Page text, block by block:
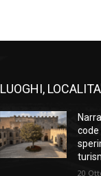
LUOGHI,
code
20